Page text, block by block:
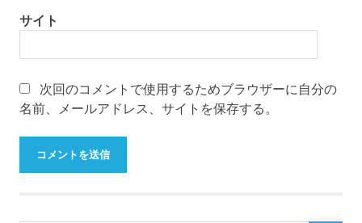
サイト
次回のコメントで使用するためブラウザーに自分の
名前、メールアドレス、サイトを保存する。